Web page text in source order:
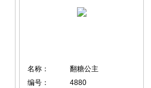
名称：
翻糖公主
编号：
4880